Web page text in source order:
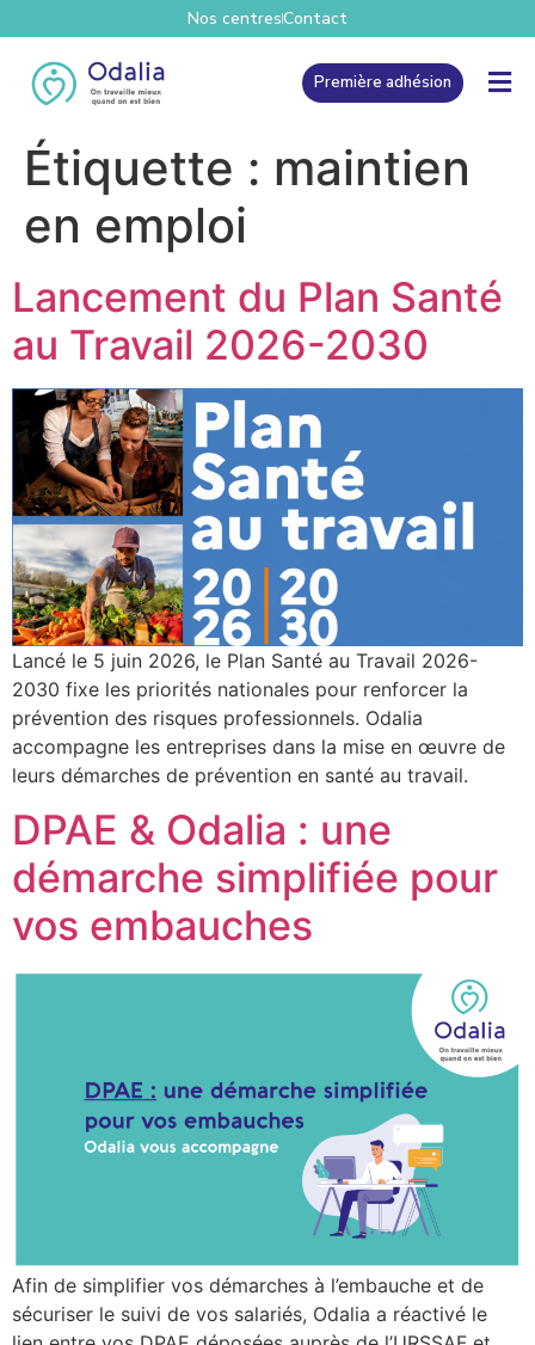
Nos centresContact
Première adhésion
Étiquette : maintien
en emploi
Lancement du Plan Santé
au Travail 2026-2030
Lancé le 5 juin 2026, le Plan Santé au Travail 2026-
2030 fixe les priorités nationales pour renforcer la
prévention des risques professionnels. Odalia
accompagne les entreprises dans la mise en œuvre de
leurs démarches de prévention en santé au travail.
DPAE & Odalia : une
démarche simplifiée pour
vos embauches
Afin de simplifier vos démarches à l’embauche et de
sécuriser le suivi de vos salariés, Odalia a réactivé le